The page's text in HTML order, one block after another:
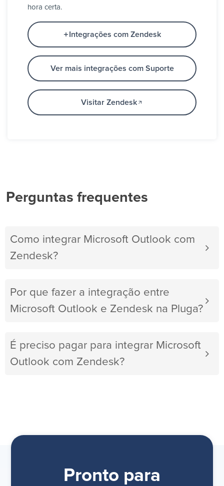
hora certa.
Integrações com Zendesk
Ver mais integrações com Suporte
Visitar Zendesk
Perguntas frequentes
Como integrar Microsoft Outlook com
Zendesk?
Por que fazer a integração entre
Microsoft Outlook e Zendesk na Pluga?
É preciso pagar para integrar Microsoft
Outlook com Zendesk?
Pronto para